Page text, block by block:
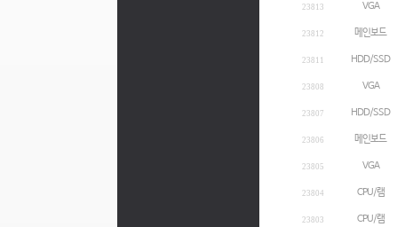
23813 VGA
23812 메인보드
23811 HDD/SSD
23808 VGA
23807 HDD/SSD
23806 메인보드
23805 VGA
23804 CPU/램
23803 CPU/램